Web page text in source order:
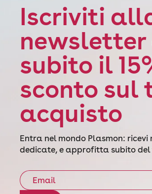
Iscriviti
newsletter
subito il
sconto sul
acquisto
Entra nel mondo Plasmon:
dedicate, e approfitta subito del